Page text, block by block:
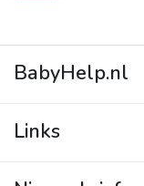
BabyHelp.nl
Vraag & Antwoord
Links